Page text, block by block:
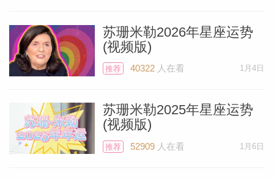
双鱼座
今日日食穿越你的第十二宫，你可能听到关
验中较为沉寂的区域，但消息若传来必是突
如其来。此人的人生或许正经历意外变故，
可能需要你指点前行方向。在协助他们的过
苏珊米勒2026年星座运势
(视频版)
推荐 40322人在看 1月4日
苏珊米勒2025年星座运势
(视频版)
推荐 52909人在看 1月6日